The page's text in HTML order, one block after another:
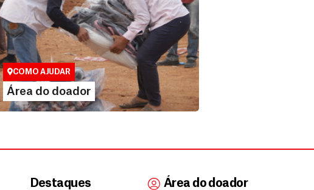
Área do doador
Espaço exclusivo para doadores de MSF....
LEIA MAIS
COMO AJUDAR
Área do doador
Destaques Área do doador